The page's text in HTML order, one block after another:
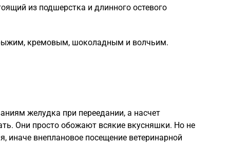
из подшерстка и длинного остевого
кремовым, шоколадным и волчьим.
желудка при переедании, а насчет
Они просто обожают всякие вкусняшки. Но не
иначе внеплановое посещение ветеринарной